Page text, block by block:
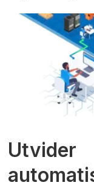
Utvider